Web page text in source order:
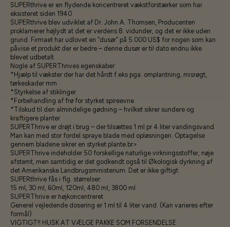
SUPERthrive er en flydende koncentreret vækstforstærker som har
eksisteret siden 1940
SUPERthrive blev udviklet af Dr. John A. Thomsen, Producenten
proklamerer højlydt at det er verdens 8. vidunder, og det er ikke uden
grund. Firmaet har udlovet en ”dusør” på 5.000 US$ for nogen som kan
påvise et produkt der er bedre – denne dusør er til dato endnu ikke
blevet udbetalt.
Nogle af SUPERThrives egenskaber:
*Hjælp til vækster der har det hårdt f.eks pga. omplantning, misrøgt,
tørkeskader mm
*Styrkelse af stiklinger
*Forbehandling af frø for styrket spireevne
*Tilskud til den almindelige gødning – hvilket sikrer sundere og
kraftigere planter
SUPERThrive er drøjt i brug – der tilsættes 1 ml pr 4 liter vandingsvand.
Man kan med stor fordel spraye blade med opløsningen. Optagelse
gennem bladene sikrer en styrket plante.br>
SUPERThrive indeholder 50 forskellige naturlige virkningsstoffer, nøje
afstemt, men samtidig er det godkendt også til Økologisk dyrkning af
det Amerikanske Landbrugsministerium. Det er ikke giftigt
SUPERthrive fås i flg. størrelser:
15 ml, 30 ml, 60ml, 120ml, 480 ml, 3800 ml.
SUPERThrive er højkoncentreret
Generel vejledende dosering er 1 ml til 4 liter vand. (Kan varieres efter
formål)
VIGTIGT!! HUSK AT VÆLGE PAKKE SOM FORSENDELSE